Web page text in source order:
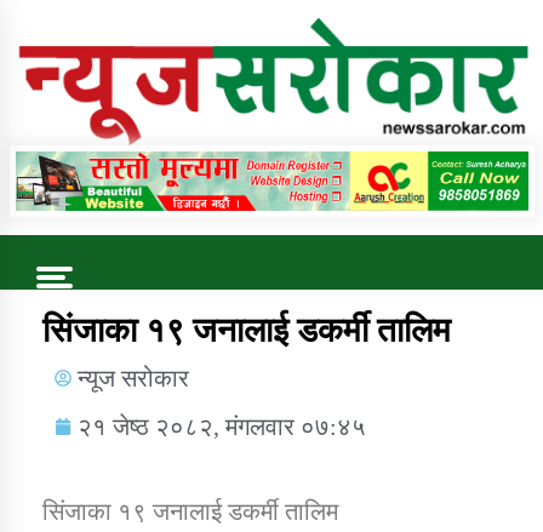
Online News Portal
Trending Now
सिंजाका १९ जनालाई डकर्मी तालिम
न्यूज सरोकार
२१ जेष्ठ २०८२, मंगलवार ०७:४५
सिंजाका १९ जनालाई डकर्मी तालिम